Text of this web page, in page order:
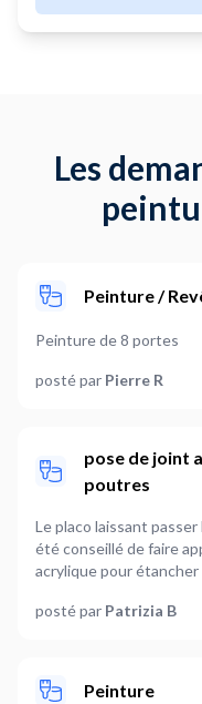
Les
Peinture /
Peinture de 8 portes
posté par Pierre R
pose de joint
poutres
Le placo laissant
été conseillé de faire appliquer entre poutre et
acrylique pour étancher
posté par Patrizia B
Peinture